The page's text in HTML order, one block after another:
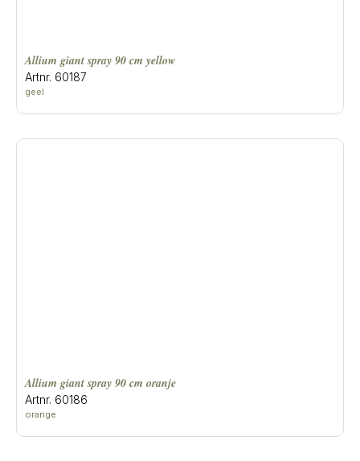
allium giant spray 90 cm yellow
Artnr. 60187
geel
allium giant spray 90 cm oranje
Artnr. 60186
orange